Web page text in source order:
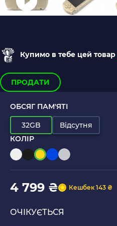
Купимо в тебе цей товар
ПРОДАТИ
ОБСЯГ ПАМ'ЯТІ
32GB
Відсутня
КОЛІР
4 799 ₴ Кешбек 143 ₴
ОЧІКУЄТЬСЯ